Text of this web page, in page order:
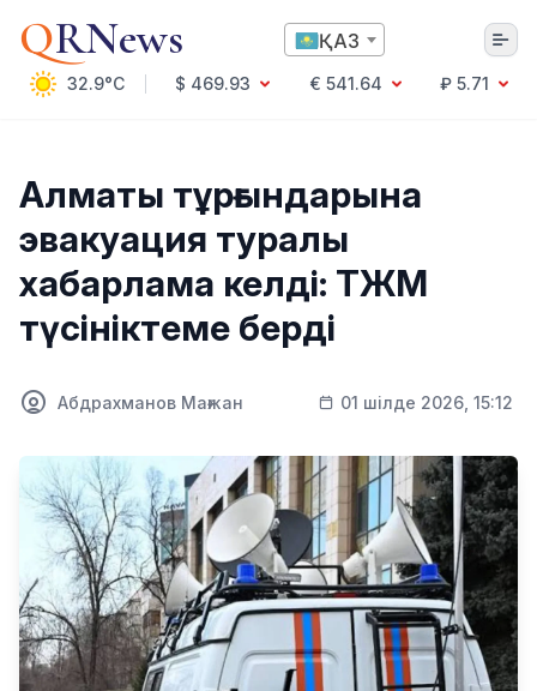
QRNews ҚАЗ
32.9°C $ 469.93 € 541.64
₽ 5.71
Мәдениет
Саясат
Технология
Экономика
Қоғам
Білім және Ғылым
Спорт
Ауа райы
Денсаулық
Бизнес
Қылмыс
Алматы тұрғындарына
эвакуация туралы
хабарлама келді: ТЖМ
түсініктеме берді
Абдрахманов Мағжан 01 шілде 2026, 15:12